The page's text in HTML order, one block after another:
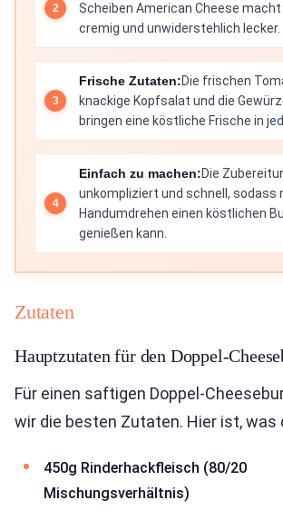
Scheiben American Cheese macht
cremig und unwiderstehlich lecker.
Frische Zutaten:Die frischen
knackige Kopfsalat und die
bringen eine köstliche Frische in
Einfach zu machen:Die
unkompliziert und schnell, sodass
Handumdrehen einen köstlichen
genießen kann.
Zutaten
Hauptzutaten für den Doppel-
Für einen saftigen Doppel-
wir die besten Zutaten. Hier ist, was
450g Rinderhackfleisch (80/20
Mischungsverhältnis)